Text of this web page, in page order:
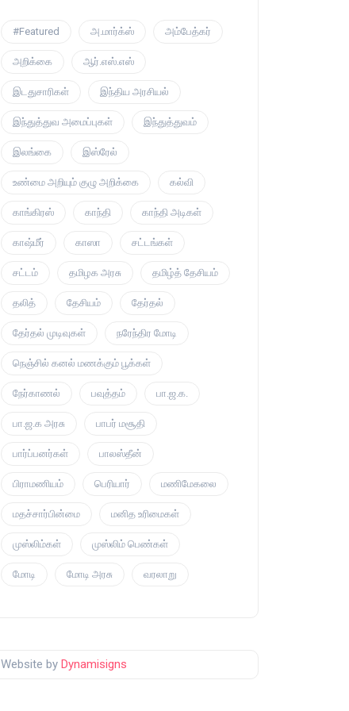
#Featured அ.மார்க்ஸ் அம்பேத்கர்
அறிக்கை ஆர்.எஸ்.எஸ்
இடதுசாரிகள் இந்திய அரசியல்
இந்துத்துவ அமைப்புகள் இந்துத்துவம்
இலங்கை இஸ்ரேல்
உண்மை அறியும் குழு அறிக்கை கல்வி
காங்கிரஸ் காந்தி காந்தி அடிகள்
காஷ்மீர் காஸா சட்டங்கள்
சட்டம் தமிழக அரசு தமிழ்த் தேசியம்
தலித் தேசியம் தேர்தல்
தேர்தல் முடிவுகள் நரேந்திர மோடி
நெஞ்சில் கனல் மணக்கும் பூக்கள்
நேர்காணல் பவுத்தம் பா.ஜ.க.
பா.ஜ.க அரசு பாபர் மசூதி
பார்ப்பனர்கள் பாலஸ்தீன்
பிராமணியம் பெரியார் மணிமேகலை
மதச்சார்பின்மை மனித உரிமைகள்
முஸ்லிம்கள் முஸ்லிம் பெண்கள்
மோடி மோடி அரசு வரலாறு
Website by Dynamisigns